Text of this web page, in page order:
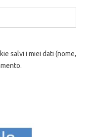
salvi i miei dati (nome,